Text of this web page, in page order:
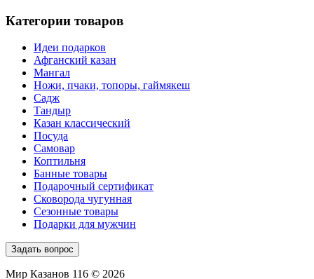
Категории товаров
Идеи подарков
Афганский казан
Мангал
Ножи, пчаки, топоры, гаймякеш
Садж
Тандыр
Казан классический
Посуда
Самовар
Коптильня
Банные товары
Подарочный сертификат
Сковорода чугунная
Сезонные товары
Подарки для мужчин
Задать вопрос
Мир Казанов 116 © 2026